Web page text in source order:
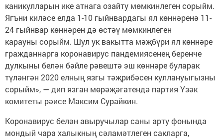
каникулларын ике атнага озайту мөмкинлеген сорыйм.
Ягъни киләсе елда 1-10 гыйнвардагы ял көннәренә 11-
24 гыйнвар көннәрен дә өстәү мөмкинлеген
карауны сорыйм. Шул ук вакытта мәҗбүри ял көннәре
гражданнарга коронавирус пандемиясенең беренче
дулкыны белән бәйле рәвештә эш көннәре буларак
түләнгән 2020 елның язгы тәҗрибәсен куллануыгызны
сорыйм», — дип язган мөрәҗәгатендә партия Үзәк
комитеты рәисе Максим Сурайкин.
Коронавирус белән авыручылар саны арту фонында
мондый чара халыкның сәламәтлеген сакларга,